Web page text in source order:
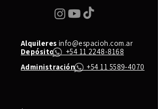
Depósito+54 11 2248-8168
Administración+54 11 5589-4070
Alquileres info@espacioh.com.ar